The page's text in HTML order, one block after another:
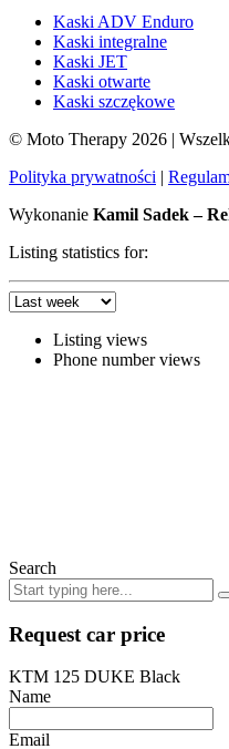
Kaski ADV Enduro
Kaski integralne
Kaski JET
Kaski otwarte
Kaski szczękowe
© Moto Therapy 2026 |
Polityka prywatności |
Wykonanie Kamil Sadek –
Listing statistics for:
Listing views
Phone number views
Search
Request car price
KTM 125 DUKE Black
Name
Email